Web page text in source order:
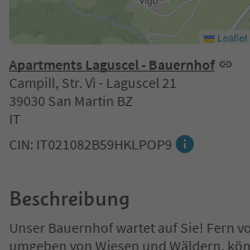
Apartments Laguscel - Bauernhof
Campill, Str. Vì - Laguscel 21
39030 San Martin BZ
IT
CIN: IT021082B59HKLPOP9
Leaflet
Beschreibung
Unser Bauernhof wartet auf Sie! Fern
umgeben von Wiesen und Wäldern,